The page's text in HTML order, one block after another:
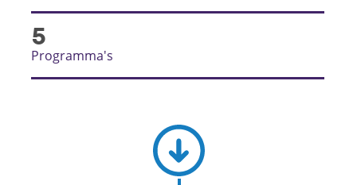
5
Programma's